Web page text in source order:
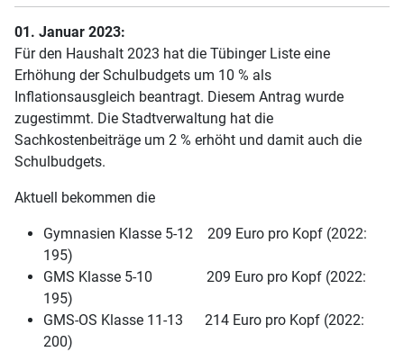
01. Januar 2023:
Für den Haushalt 2023 hat die Tübinger Liste eine
Erhöhung der Schulbudgets um 10 % als
Inflationsausgleich beantragt. Diesem Antrag wurde
zugestimmt. Die Stadtverwaltung hat die
Sachkostenbeiträge um 2 % erhöht und damit auch die
Schulbudgets.
Aktuell bekommen die
Gymnasien Klasse 5-12 209 Euro pro Kopf (2022:
195)
GMS Klasse 5-10 209 Euro pro Kopf (2022:
195)
GMS-OS Klasse 11-13 214 Euro pro Kopf (2022:
200)